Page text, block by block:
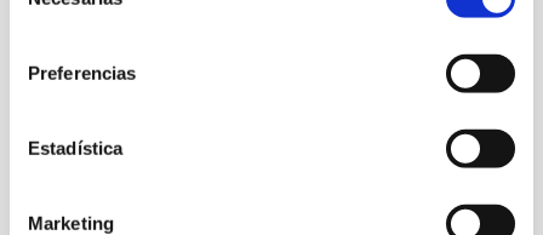
Preferencias
Estadística
Marketing
medida te ayudarán a implementar
integrarlas en un ecosistema digital